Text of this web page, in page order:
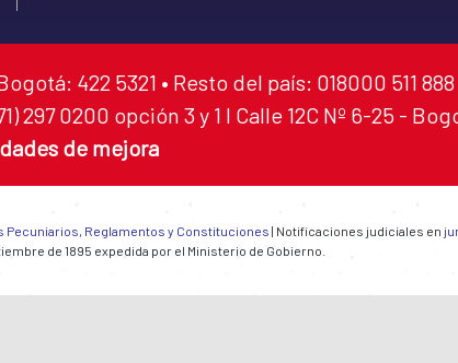
422 5321 • Resto del país: 018000 511 888
297 0200 opción 3 y 1 I Calle 12C Nº 6-25 -
de mejora
Pecuniarios, Reglamentos y Constituciones | Notificaciones judiciales en
de 1895 expedida por el Ministerio de Gobierno.